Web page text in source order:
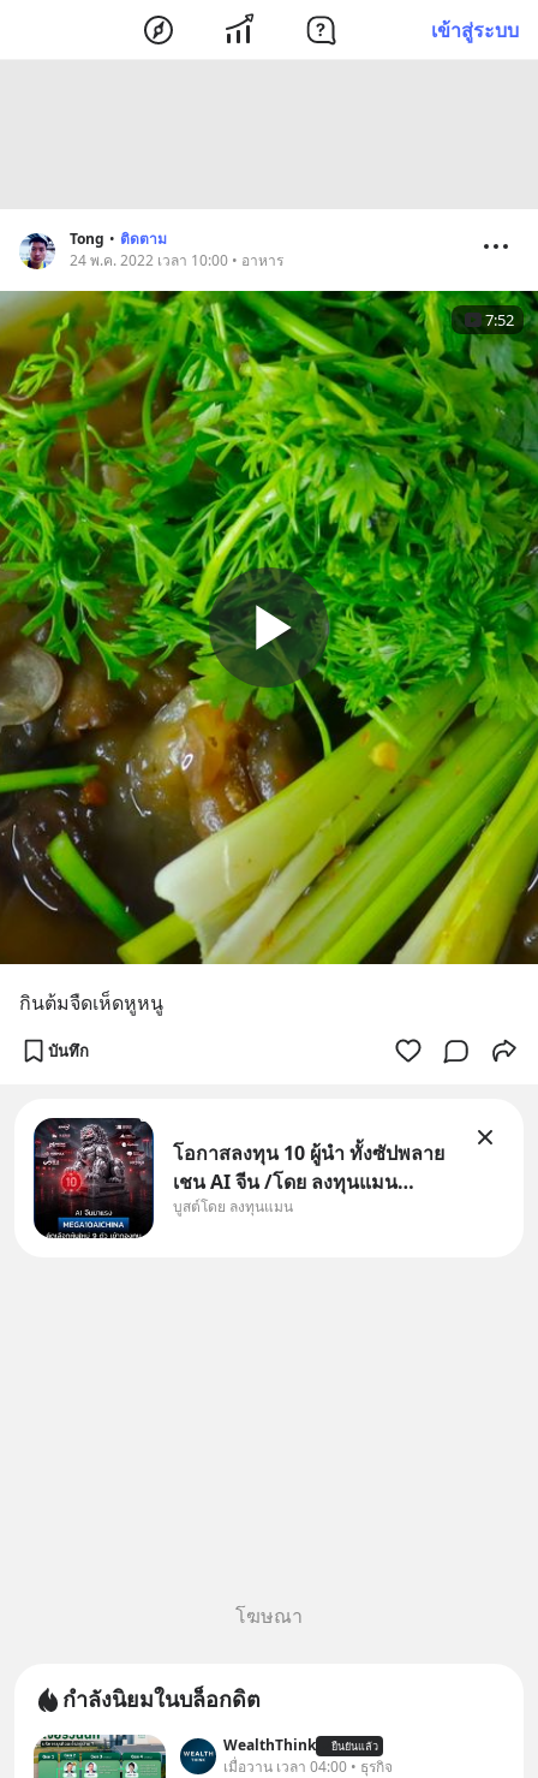
เข้าสู่ระบบ
Tong • ติดตาม
24 พ.ค. 2022 เวลา 10:00 • อาหาร
7:52
กินต้มจืดเห็ดหูหนู
บันทึก
โอกาสลงทุน 10 ผู้นำ ทั้งซัปพลาย
เชน AI จีน /โดย ลงทุนแมน
✅ลงทุนตรง คัด 10 ผู้นำเน้น ๆ ใน
บูสต์โดย ลงทุนแมน
โฆษณา
กำลังนิยมในบล็อกดิต
WealthThink ยืนยันแล้ว
เมื่อวาน เวลา 04:00 • ธุรกิจ